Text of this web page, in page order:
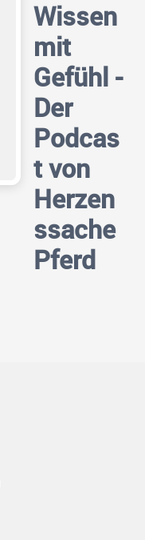
Wissen
mit
Gefühl -
Der
Podcas
t von
Herzen
ssache
Pferd